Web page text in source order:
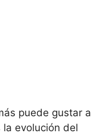
puede gustar a
evolución del